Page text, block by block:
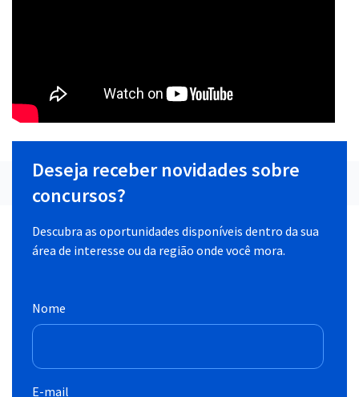
Deseja receber novidades sobre
concursos?
Descubra as oportunidades disponíveis dentro da sua
área de interesse ou da região onde você mora.
Nome
E-mail